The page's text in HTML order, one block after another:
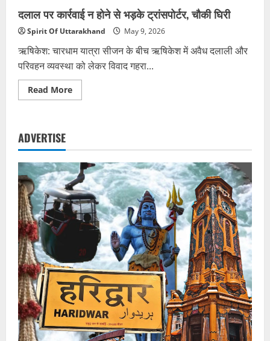
दलाल पर कार्रवाई न होने से भड़के ट्रांसपोर्टर, चौकी घिरी
Spirit Of Uttarakhand May 9, 2026
ऋषिकेश: चारधाम यात्रा सीजन के बीच ऋषिकेश में अवैध दलाली और
परिवहन व्यवस्था को लेकर विवाद गहरा...
Read MoreRead
more
होने
भड़के
ट्रांसपोर्टर,
चौकी
घिरी
ADVERTISE